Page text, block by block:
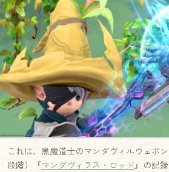
これは、黒魔道士のマンダヴィルウェポ
段階）『マンダヴィラス・ロッド』の記録